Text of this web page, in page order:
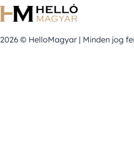
2026 © HelloMagyar | Minden jog